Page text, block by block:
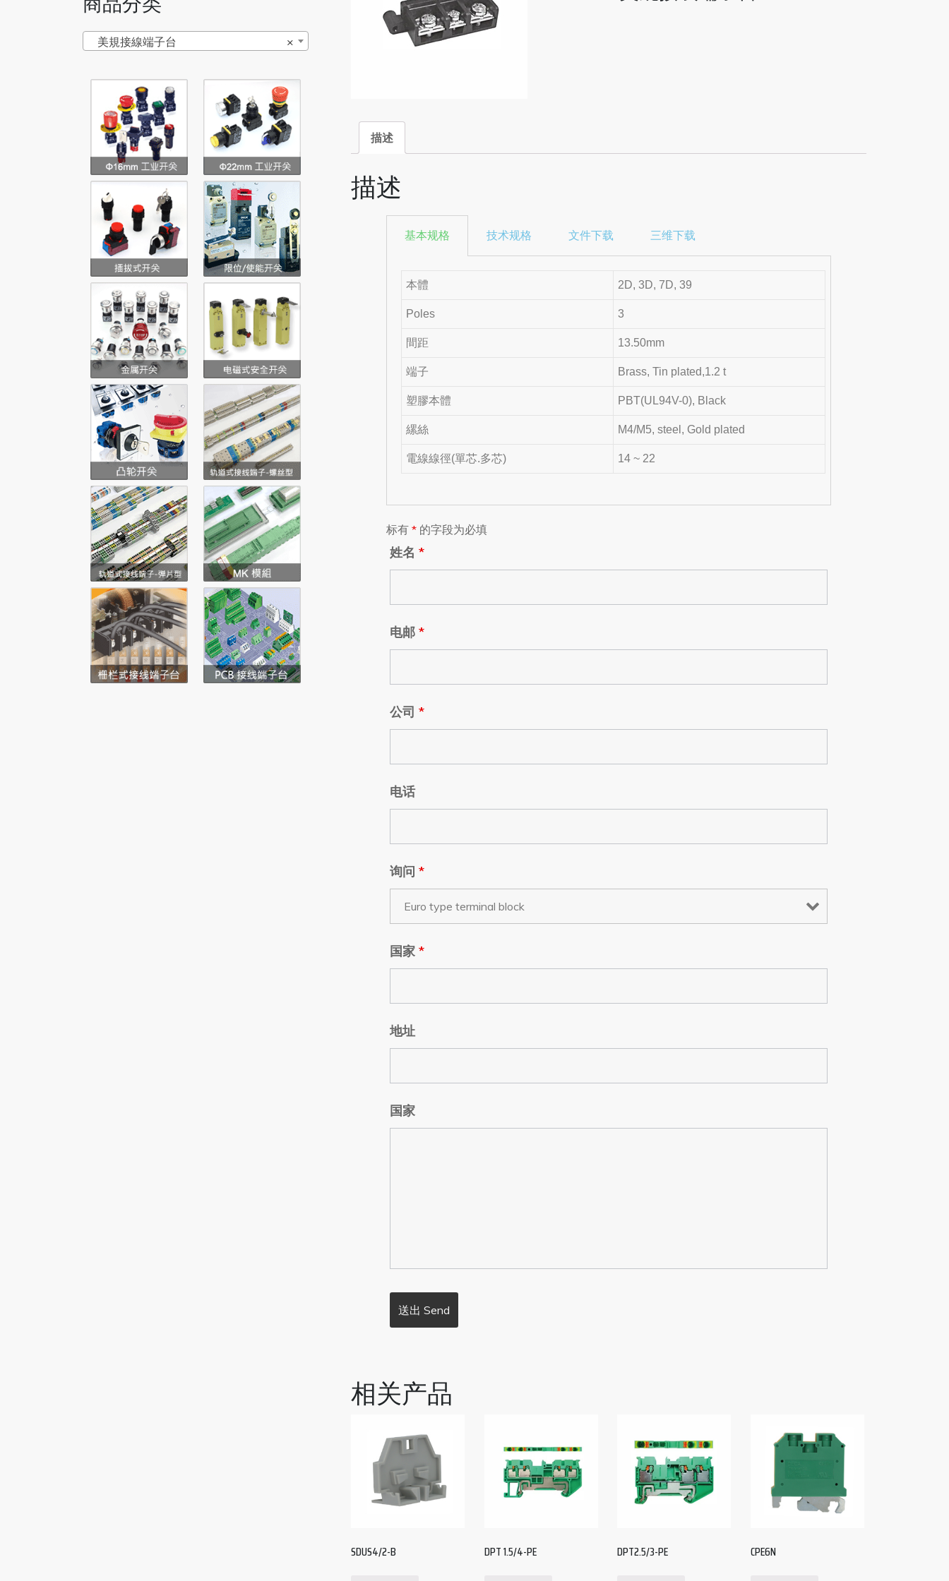
描述
描述
基本规格 技术规格 文件下载 三维下载
本體 2D, 3D, 7D, 39
Poles 3
間距 13.50mm
端子 Brass, Tin plated,1.2 t
塑膠本體 PBT(UL94V-0), Black
縲絲 M4/M5, steel, Gold plated
電線線徑(單芯.多芯) 14 ~ 22
标有 * 的字段为必填
姓名 *
电邮 *
公司 *
电话
询问 *
国家 *
地址
国家
相关产品
SDUS4/2-B DPT 1.5/4-PE DPT2.5/3-PE CPE6N
×
美規接線端子台